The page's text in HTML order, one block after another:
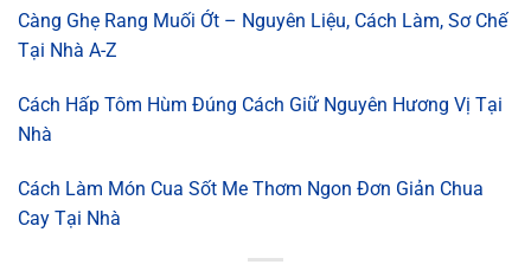
Càng Ghẹ Rang Muối Ớt – Nguyên Liệu, Cách Làm, Sơ Chế
Tại Nhà A-Z
Cách Hấp Tôm Hùm Đúng Cách Giữ Nguyên Hương Vị Tại
Nhà
Cách Làm Món Cua Sốt Me Thơm Ngon Đơn Giản Chua
Cay Tại Nhà